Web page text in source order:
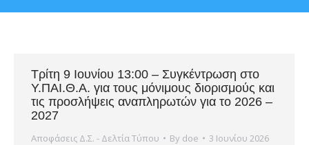
Τρίτη 9 Ιουνίου 13:00 – Συγκέντρωση στο
Υ.ΠΑΙ.Θ.Α. για τους μόνιμους διορισμούς και
τις προσλήψεις αναπληρωτών για το 2026 –
2027
Αποφάσεις Δ.Σ. - Δελτία Τύπου By doe 3 Ιουνίου 2026